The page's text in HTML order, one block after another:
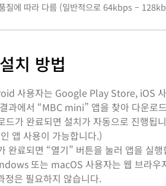
질에 따라 다름 (일반적으로 64kbps –
치 방법
사용자는 Google Play Store, iOS
과에서 “MBC mini” 앱을 찾아 다운로
드가 완료되면 설치가 자동으로 진행
앱 사용이 가능합니다.)
완료되면 “열기” 버튼을 눌러 앱을 실
또는 macOS 사용자는 웹 브라우
정은 필요하지 않습니다.